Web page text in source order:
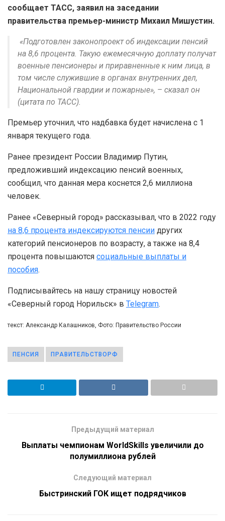
сообщает ТАСС, заявил на заседании
правительства премьер-министр Михаил Мишустин.
«Подготовлен законопроект об индексации пенсий
на 8,6 процента. Такую ежемесячную доплату получат
военные пенсионеры и приравненные к ним лица, в
том числе служившие в органах внутренних дел,
Национальной гвардии и пожарные», – сказал он
(цитата по ТАСС).
Премьер уточнил, что надбавка будет начислена с 1
января текущего года.
Ранее президент России Владимир Путин,
предложивший индексацию пенсий военных,
сообщил, что данная мера коснется 2,6 миллиона
человек.
Ранее «Северный город» рассказывал, что в 2022 году
на 8,6 процента индексируются пенсии других
категорий пенсионеров по возрасту, а также на 8,4
процента повышаются социальные выплаты и
пособия.
Подписывайтесь на нашу страницу новостей
«Северный город Норильск» в Telegram.
текст: Александр Калашников, Фото: Правительство России
ПЕНСИЯ ПРАВИТЕЛЬСТВОРФ
Предыдущий материал
Выплаты чемпионам WorldSkills увеличили до
полумиллиона рублей
Следующий материал
Быстринский ГОК ищет подрядчиков